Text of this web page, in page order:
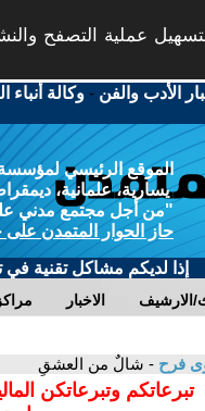
عملية التصفح
الأدب والفن -وكالة أنباء
الموقع الرئيسي لمؤسسة
يسارية، علمانية،
"من أجل مجتمع مدني
حاز الحوار المتمدن على
إذا لديكم مشاكل تقنية في
مراكز الاخبار الارشيف
فرح - شالٌ من العشقِ
تبرعاتكم وتبرعاتكن